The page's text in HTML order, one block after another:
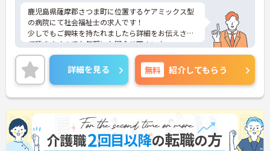
鹿児島県薩摩郡さつま町に位置するケアミックス型
の病院にて社会福祉士の求人です！
少しでもご興味を持たれましたら詳細をお伝えさせ
て頂きますのでお気軽にお問合せ下さい♪
詳細を見る 無料 紹介してもらう